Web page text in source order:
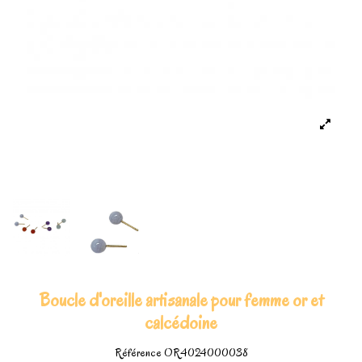
Boucle d'oreille artisanale pour femme or et
calcédoine
RéférenceOR4024000038